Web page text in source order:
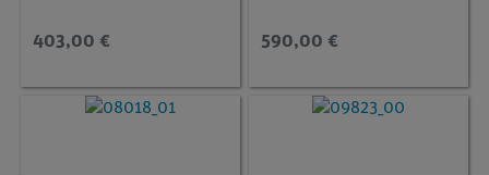
403,00 € 590,00 €